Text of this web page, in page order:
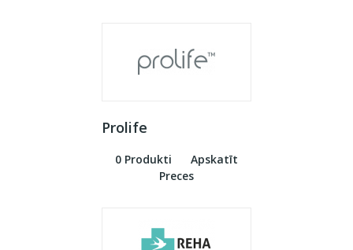
Prolife
0 Produkti
Apskatīt
Preces